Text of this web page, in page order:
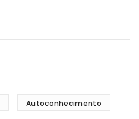
Autoconhecimento